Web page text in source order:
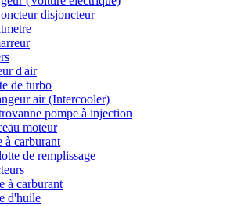
disjoncteur
d'air
de turbo
air (Intercooler)
pompe à injection
moteur
à carburant
de remplissage
à carburant
d'huile